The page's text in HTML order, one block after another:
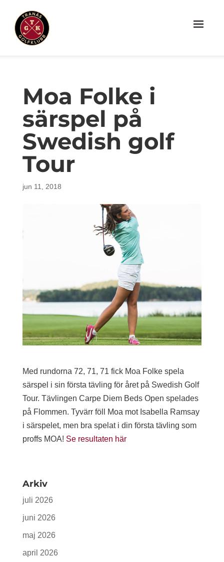
Moa Folke i
särspel på
Swedish golf
Tour
jun 11, 2018
Med rundorna 72, 71, 71 fick Moa Folke spela
särspel i sin första tävling för året på Swedish Golf
Tour. Tävlingen Carpe Diem Beds Open spelades
på Flommen. Tyvärr föll Moa mot Isabella Ramsay
i särspelet, men bra spelat i din första tävling som
proffs MOA! Se resultaten här
Arkiv
juli 2026
juni 2026
maj 2026
april 2026